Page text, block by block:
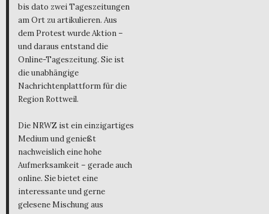
bis dato zwei Tageszeitungen
am Ort zu artikulieren. Aus
dem Protest wurde Aktion –
und daraus entstand die
Online-Tageszeitung. Sie ist
die unabhängige
Nachrichtenplattform für die
Region Rottweil.
Die NRWZ ist ein einzigartiges
Medium und genießt
nachweislich eine hohe
Aufmerksamkeit – gerade auch
online. Sie bietet eine
interessante und gerne
gelesene Mischung aus